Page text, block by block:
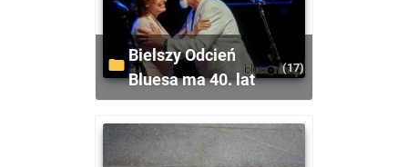
Bielszy Odcień
Bluesa ma 40. lat
(17)